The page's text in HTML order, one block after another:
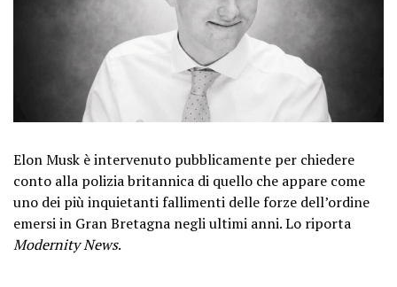
Elon Musk è intervenuto pubblicamente per chiedere
conto alla polizia britannica di quello che appare come
uno dei più inquietanti fallimenti delle forze dell’ordine
emersi in Gran Bretagna negli ultimi anni. Lo riporta
Modernity News.